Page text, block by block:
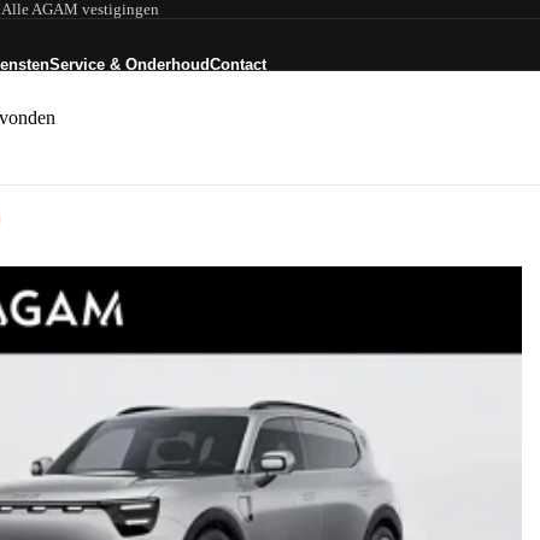
Alle AGAM vestigingen
smart #3
Service & OnderhoudContact